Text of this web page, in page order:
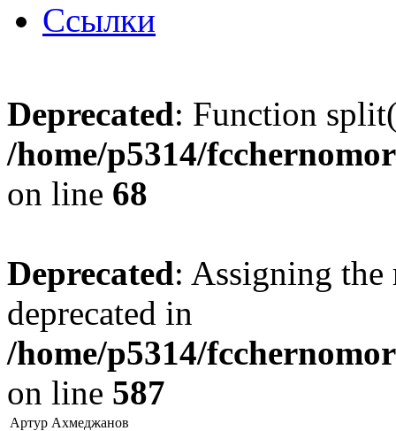
Ссылки
Deprecated: Function
/home/p5314/
on line 68
Deprecated: Assigning the
deprecated in
/home/p5314/
on line 587
Артур Ахмеджанов